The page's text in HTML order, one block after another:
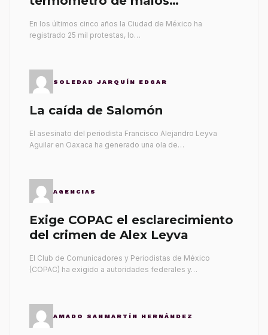
En los últimos cinco años la Ciudad de México ha
registrado 25 mil protestas, lo…
SOLEDAD JARQUÍN EDGAR
La caída de Salomón
El asesinato del periodista Francisco Alejandro Leyva
Aguilar en Oaxaca ha generado una ola de…
AGENCIAS
Exige COPAC el esclarecimiento
del crimen de Alex Leyva
El Club de Comunicadores y Periodistas de México
(COPAC) ha exigido a autoridades federales y…
AMADO SANMARTÍN HERNÁNDEZ